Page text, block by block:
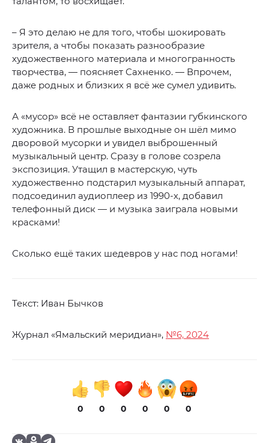
– Я это делаю не для того, чтобы шокировать
зрителя, а чтобы показать разнообразие
художественного материала и многогранность
творчества, — поясняет Сахненко. — Впрочем,
даже родных и близких я всё же сумел удивить.
А «мусор» всё не оставляет фантазии губкинского
художника. В прошлые выходные он шёл мимо
дворовой мусорки и увидел выброшенный
музыкальный центр. Сразу в голове созрела
экспозиция. Утащил в мастерскую, чуть
художественно подстарил музыкальный аппарат,
подсоединил аудиоплеер из 1990-х, добавил
телефонный диск — и музыка заиграла новыми
красками!
Сколько ещё таких шедевров у нас под ногами!
Текст: Иван Бычков
Журнал «Ямальский меридиан», №6, 2024
0 0 0 0 0 0